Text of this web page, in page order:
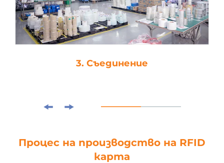
3. Съединение
Процес на производство на RFID
карта